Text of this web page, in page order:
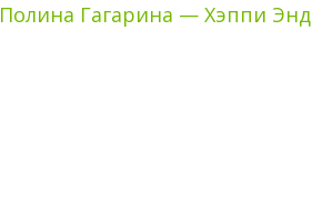
Полина Гагарина — Хэппи Энд